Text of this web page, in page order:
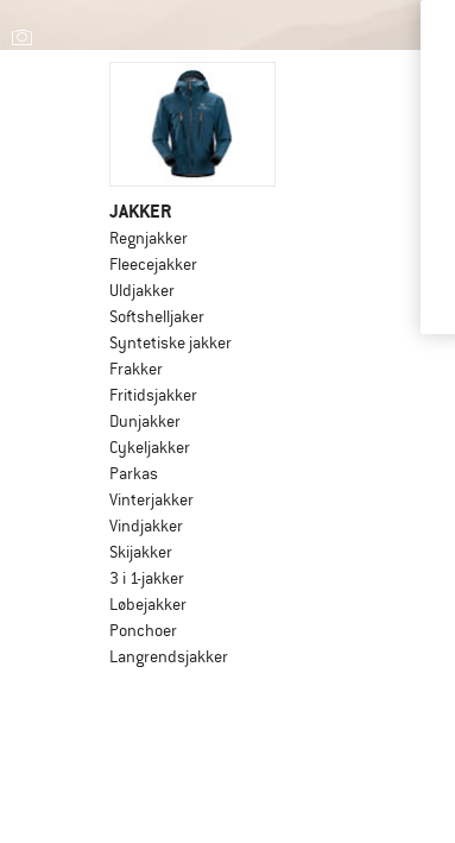
JAKKER
Regnjakker
Fleecejakker
Uldjakker
Softshelljaker
Syntetiske jakker
Frakker
Fritidsjakker
Dunjakker
Cykeljakker
Parkas
Vinterjakker
Vindjakker
Skijakker
3 i 1-jakker
Løbejakker
Ponchoer
Langrendsjakker